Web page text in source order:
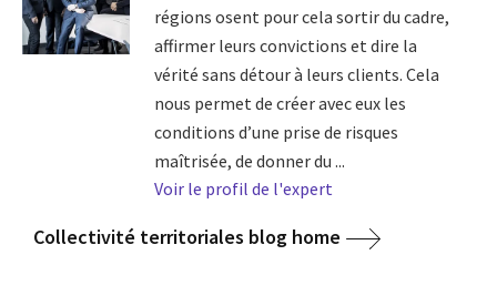
régions osent pour cela sortir du cadre,
affirmer leurs convictions et dire la
vérité sans détour à leurs clients. Cela
nous permet de créer avec eux les
conditions d’une prise de risques
maîtrisée, de donner du ...
Voir le profil de l'expert
Collectivité territoriales blog home